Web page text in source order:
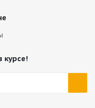
курсе!